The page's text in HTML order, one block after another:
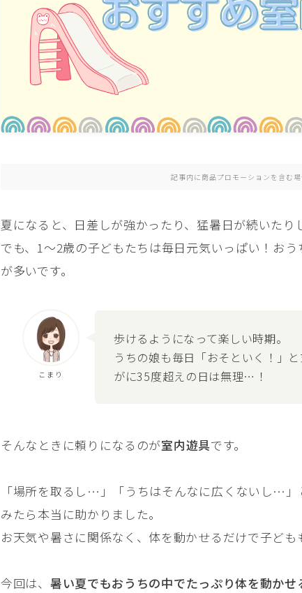
記事内に商品プロモーションを含む
夏になると、日差しが強かったり、猛暑日が続いたり
でも、1〜2歳の子どもたちは毎日元気いっぱい！お
が多いです。
こまり
歩けるようになって楽しい時期。
うちの娘も毎日「おそといく！」
がに35度超えの日は無理…！
そんなときに頼りになるのが室内遊具です。
「場所を取るし…」「うちはそんなに広くないし…
みたら本当に助かりました。
お天気や暑さに関係なく、体を動かせるだけで子ども
今回は、 暑い夏でもおうちの中でたっぷり体を動か